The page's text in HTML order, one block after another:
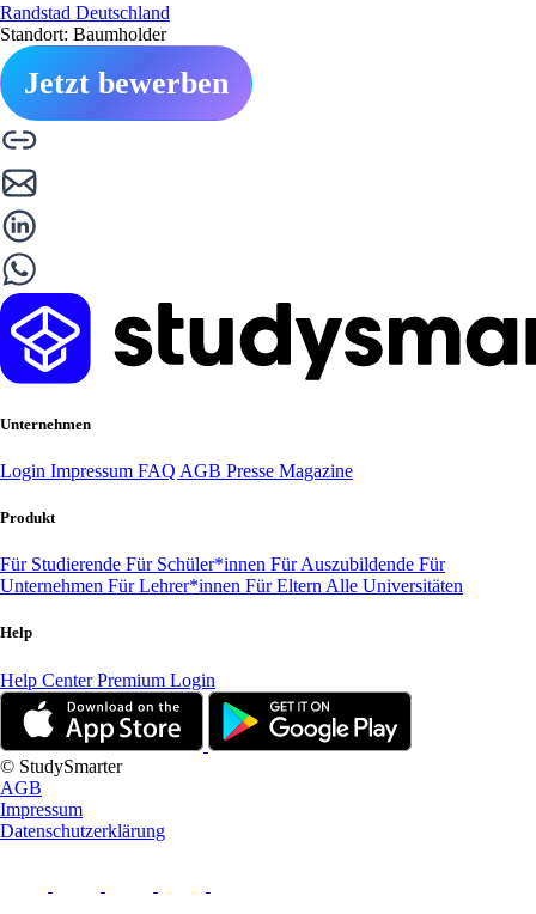
Randstad Deutschland
Standort: Baumholder
Jetzt bewerben
Unternehmen
Login Impressum FAQ AGB Presse Magazine
Produkt
Für Studierende Für Schüler*innen Für Auszubildende Für
Unternehmen Für Lehrer*innen Für Eltern Alle Universitäten
Help
Help CenterPremium Login
© StudySmarter
AGB
Impressum
Datenschutzerklärung